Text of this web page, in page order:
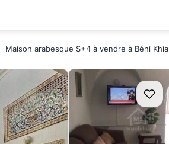
Maison arabesque S+4 à vendre à Béni